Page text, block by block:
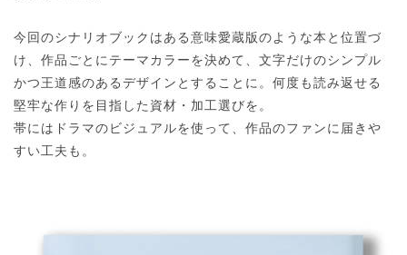
今回のシナリオブックはある意味愛蔵版のような本と位置づ
け、作品ごとにテーマカラーを決めて、文字だけのシンプル
かつ王道感のあるデザインとすることに。何度も読み返せる
堅牢な作りを目指した資材・加工選びを。
帯にはドラマのビジュアルを使って、作品のファンに届きや
すい工夫も。